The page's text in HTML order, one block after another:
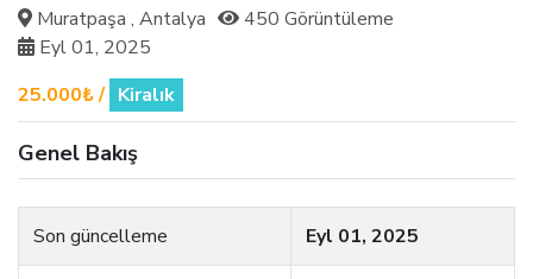
Muratpaşa , Antalya
450 Görüntüleme
Eyl 01, 2025
25.000₺ / Kiralık
Genel Bakış
Son güncelleme Eyl 01, 2025